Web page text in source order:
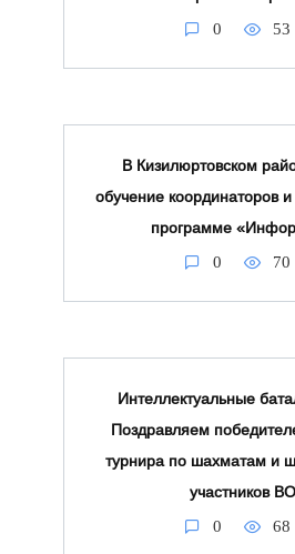
0 53
В Кизилюртовском
обучение координаторов
программе
0 70
Интеллектуальные
Поздравляем
турнира по шахматам и
участников
0 68